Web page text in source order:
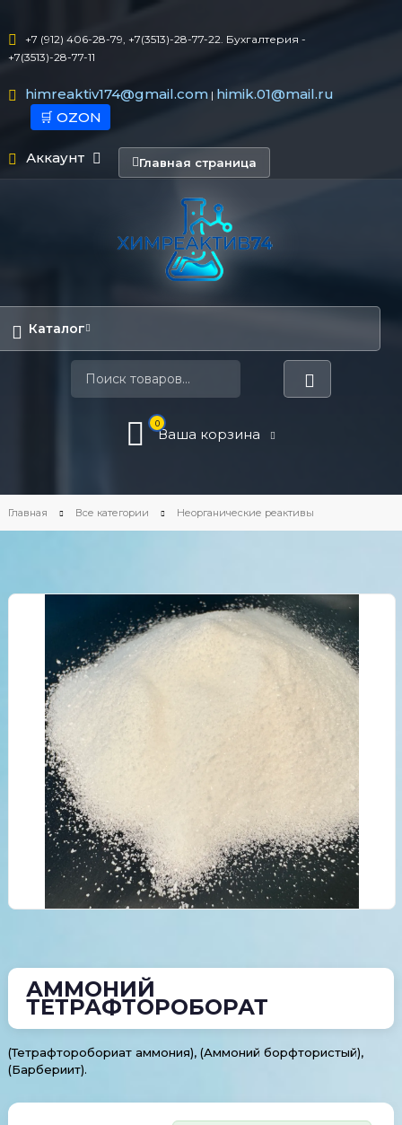
+7 (912) 406-28-79, +7(3513)-28-77-22. Бухгалтерия -
+7(3513)-28-77-11
himreaktiv174@gmail.com| himik.01@mail.ru
🛒 OZON
Аккаунт Главная страница
Каталог
0
Ваша корзина
Главная Все категории Неорганические реактивы
АММОНИЙ
ТЕТРАФТОРОБОРАТ
(Тетрафторобориат аммония), (Аммоний борфтористый),
(Барбериит).